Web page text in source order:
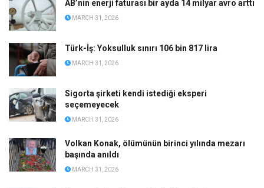
AB’nin enerji faturası bir ayda 14 milyar avro arttı
MARCH 31, 2026
Türk-İş: Yoksulluk sınırı 106 bin 817 lira
MARCH 31, 2026
Sigorta şirketi kendi istediği eksperi
seçemeyecek
MARCH 31, 2026
Volkan Konak, ölümünün birinci yılında mezarı
başında anıldı
MARCH 31, 2026